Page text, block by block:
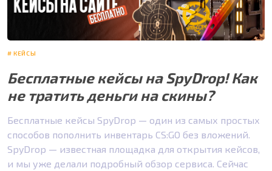
КЕЙСЫ
Бесплатные кейсы на SpyDrop! Как
не тратить деньги на скины?
Бесплатные кейсы SpyDrop — один из самых простых
способов пополнить инвентарь CS:GO без вложений.
SpyDrop — известная площадка для открытия кейсов,
и мы уже делали подробный обзор сервиса. Сейчас